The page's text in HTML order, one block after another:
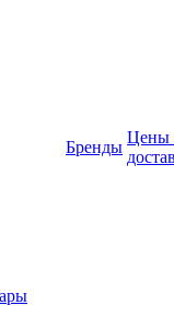
Бренды
Цены